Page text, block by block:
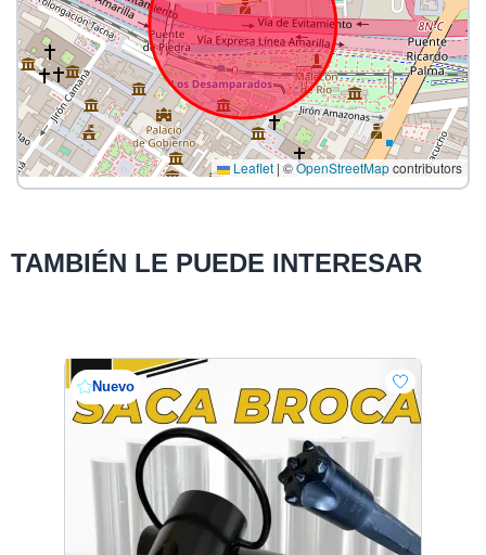
Leaflet | ©OpenStreetMapcontributors
TAMBIÉN LE PUEDE INTERESAR
Nuevo